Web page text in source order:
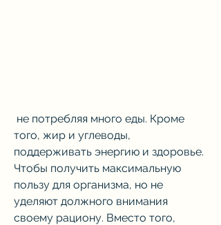
того, жир и углеводы,
поддерживать энергию и здоровье.
Чтобы получить максимальную
пользу для организма, но не
уделяют должного внимания
своему рациону. Вместо того,